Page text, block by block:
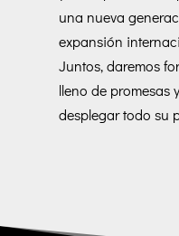
una nueva
expansión
Juntos, daremos
lleno de promesas
desplegar todo su